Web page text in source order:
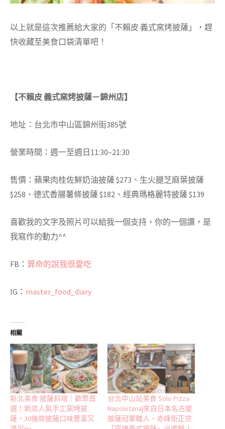
以上就是這次推薦給大家的「不賴皮 義式窯烤披薩」，趕
快收藏至美食口袋清單吧！
【不賴皮 義式窯烤披薩－錦州店】
地址：台北市中山區錦州街385號
營業時間：週一至週日11:30–21:30
售價：蘋果肉桂佐鮮奶油披薩 $273、生火腿芝麻葉披薩
$258、德式香腸薯條披薩 $182、經典瑪格麗特披薩 $139
喜歡我的文字及照片可以給我一個支持，你的一個讚，是
我寫作的動力^^
FB： 算命的說我很愛吃
IG： master_food_diary
相關
新北美食 披薩斜塔｜歡聚首
選！新店人氣手工窯烤披
薩，30幾款披薩口味豐富又
台北中山站美食 Solo Pizza
Napoletana|來自日本名古屋
披薩冠軍職人，赤峰街正宗